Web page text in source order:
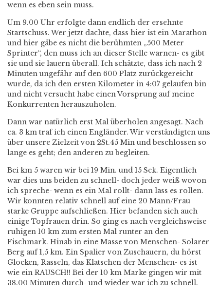
wenn es eben sein muss.
Um 9.00 Uhr erfolgte dann endlich der ersehnte
Startschuss. Wer jetzt dachte, dass hier ist ein Marathon
und hier gäbe es nicht die berühmten „500 Meter
Sprinter“, den muss ich an dieser Stelle warnen- es gibt
sie und sie lauern überall. Ich schätzte, dass ich nach 2
Minuten ungefähr auf den 600 Platz zurückgereicht
wurde, da ich den ersten Kilometer in 4:07 gelaufen bin
und nicht versucht habe einen Vorsprung auf meine
Konkurrenten herauszuholen.
Dann war natürlich erst Mal überholen angesagt. Nach
ca. 3 km traf ich einen Engländer. Wir verständigten uns
über unsere Zielzeit von 2St.45 Min und beschlossen so
lange es geht; den anderen zu begleiten.
Bei km 5 waren wir bei 19 Min. und 15 Sek. Eigentlich
war dies uns beiden zu schnell- doch jeder weiß wovon
ich spreche- wenn es ein Mal rollt- dann lass es rollen.
Wir konnten relativ schnell auf eine 20 Mann/Frau
starke Gruppe aufschließen. Hier befanden sich auch
einige Topfrauen drin. So ging es nach vergleichsweise
ruhigen 10 km zum ersten Mal runter an den
Fischmark. Hinab in eine Masse von Menschen- Solarer
Berg auf 1,5 km. Ein Spalier von Zuschauern, du hörst
Glocken, Rasseln, das Klatschen der Menschen- es ist
wie ein RAUSCH!! Bei der 10 km Marke gingen wir mit
38.00 Minuten durch- und wieder war ich zu schnell.